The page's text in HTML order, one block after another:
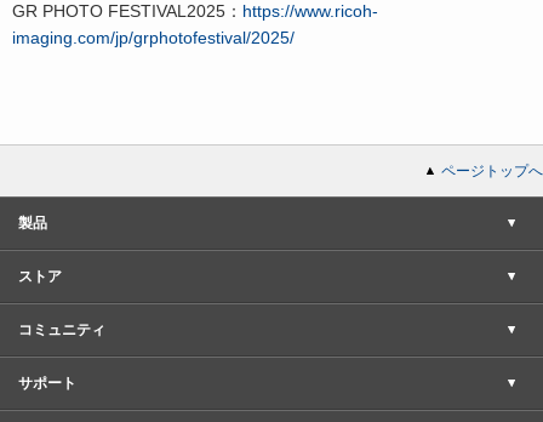
GR PHOTO FESTIVAL2025： https://www.ricoh-
imaging.com/jp/grphotofestival/2025/
ページトップへ
製品
ストア
コミュニティ
サポート